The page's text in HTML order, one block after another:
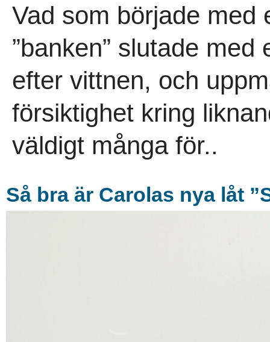
Vad som började med
”banken” slutade
efter vittnen, och
försiktighet kring
väldigt många för..
Så bra är Carolas nya låt